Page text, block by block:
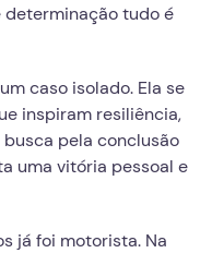
determinação tudo é
caso isolado. Ela se
inspiram resiliência,
pela conclusão
uma vitória pessoal e
já foi motorista. Na